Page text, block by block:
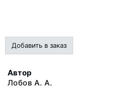
Добавить в заказ
Автор
Лобов А. А.